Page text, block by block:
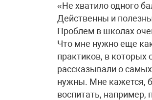
«Не хватило одного
Действенны и
Проблем в школах
Что мне нужно еще
практиков, в которых
рассказывали о
нужны. Мне кажется,
воспитать, например,